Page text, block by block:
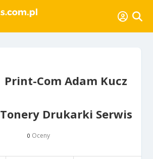
Print-Com Adam Kucz
Tonery Drukarki Serwis
0 Oceny